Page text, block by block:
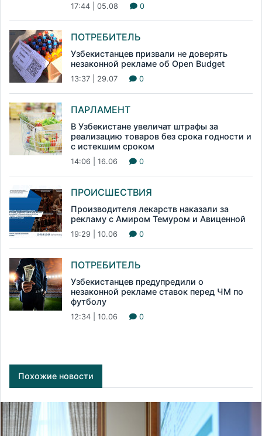
17:44 | 05.08 0
ПОТРЕБИТЕЛЬ
Узбекистанцев призвали не доверять
незаконной рекламе об Open Budget
13:37 | 29.07 0
ПАРЛАМЕНТ
В Узбекистане увеличат штрафы за
реализацию товаров без срока годности и
с истекшим сроком
14:06 | 16.06 0
ПРОИСШЕСТВИЯ
Производителя лекарств наказали за
рекламу с Амиром Темуром и Авиценной
19:29 | 10.06 0
ПОТРЕБИТЕЛЬ
Узбекистанцев предупредили о
незаконной рекламе ставок перед ЧМ по
футболу
12:34 | 10.06 0
Похожие новости